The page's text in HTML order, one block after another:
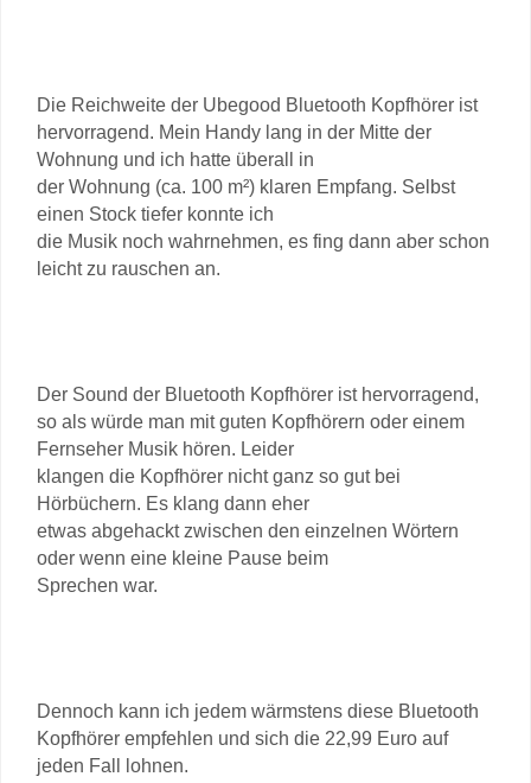
Die Reichweite der Ubegood Bluetooth Kopfhörer ist
hervorragend. Mein Handy lang in der Mitte der
Wohnung und ich hatte überall in
der Wohnung (ca. 100 m²) klaren Empfang. Selbst
einen Stock tiefer konnte ich
die Musik noch wahrnehmen, es fing dann aber schon
leicht zu rauschen an.
Der Sound der Bluetooth Kopfhörer ist hervorragend,
so als würde man mit guten Kopfhörern oder einem
Fernseher Musik hören. Leider
klangen die Kopfhörer nicht ganz so gut bei
Hörbüchern. Es klang dann eher
etwas abgehackt zwischen den einzelnen Wörtern
oder wenn eine kleine Pause beim
Sprechen war.
Dennoch kann ich jedem wärmstens diese Bluetooth
Kopfhörer empfehlen und sich die 22,99 Euro auf
jeden Fall lohnen.